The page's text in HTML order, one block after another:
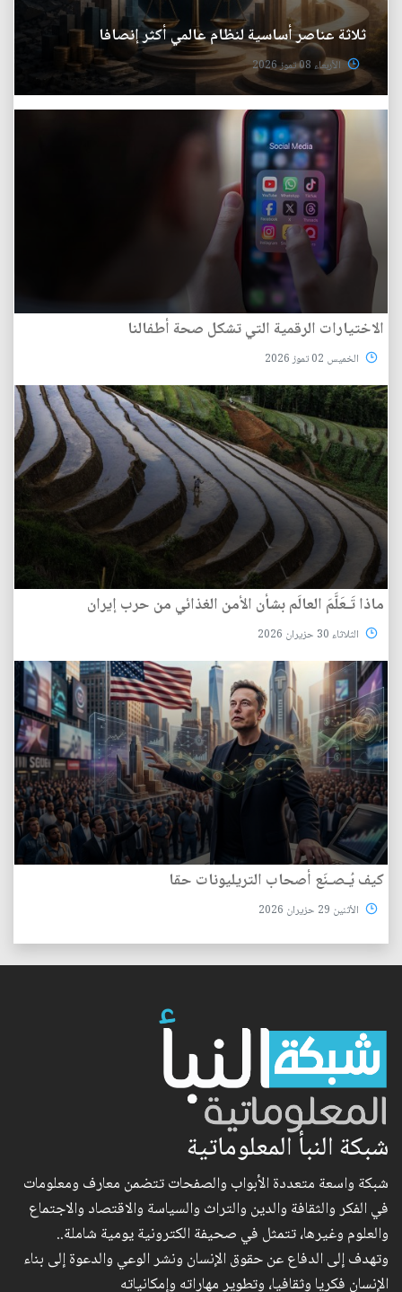
ثلاثة عناصر أساسية لنظام عالمي أكثر إنصافا
الأربعاء 08 تموز 2026
الاختيارات الرقمية التي تشكل صحة أطفالنا
الخميس 02 تموز 2026
ماذا تَـعَلَّمَ العالَم بشأن الأمن الغذائي من حرب إيران
الثلاثاء 30 حزيران 2026
كيف يُـصـنَع أصحاب التريليونات حقا
الأثنين 29 حزيران 2026
شبكة النبأ المعلوماتية
شبكة واسعة متعددة الأبواب والصفحات تتضمن معارف ومعلومات
في الفكر والثقافة والدين والتراث والسياسة والاقتصاد والاجتماع
والعلوم وغيرها، تتمثل في صحيفة الكترونية يومية شاملة..
وتهدف إلى الدفاع عن حقوق الإنسان ونشر الوعي والدعوة إلى بناء
الإنسان فكريا وثقافيا، وتطوير مهاراته وإمكانياته